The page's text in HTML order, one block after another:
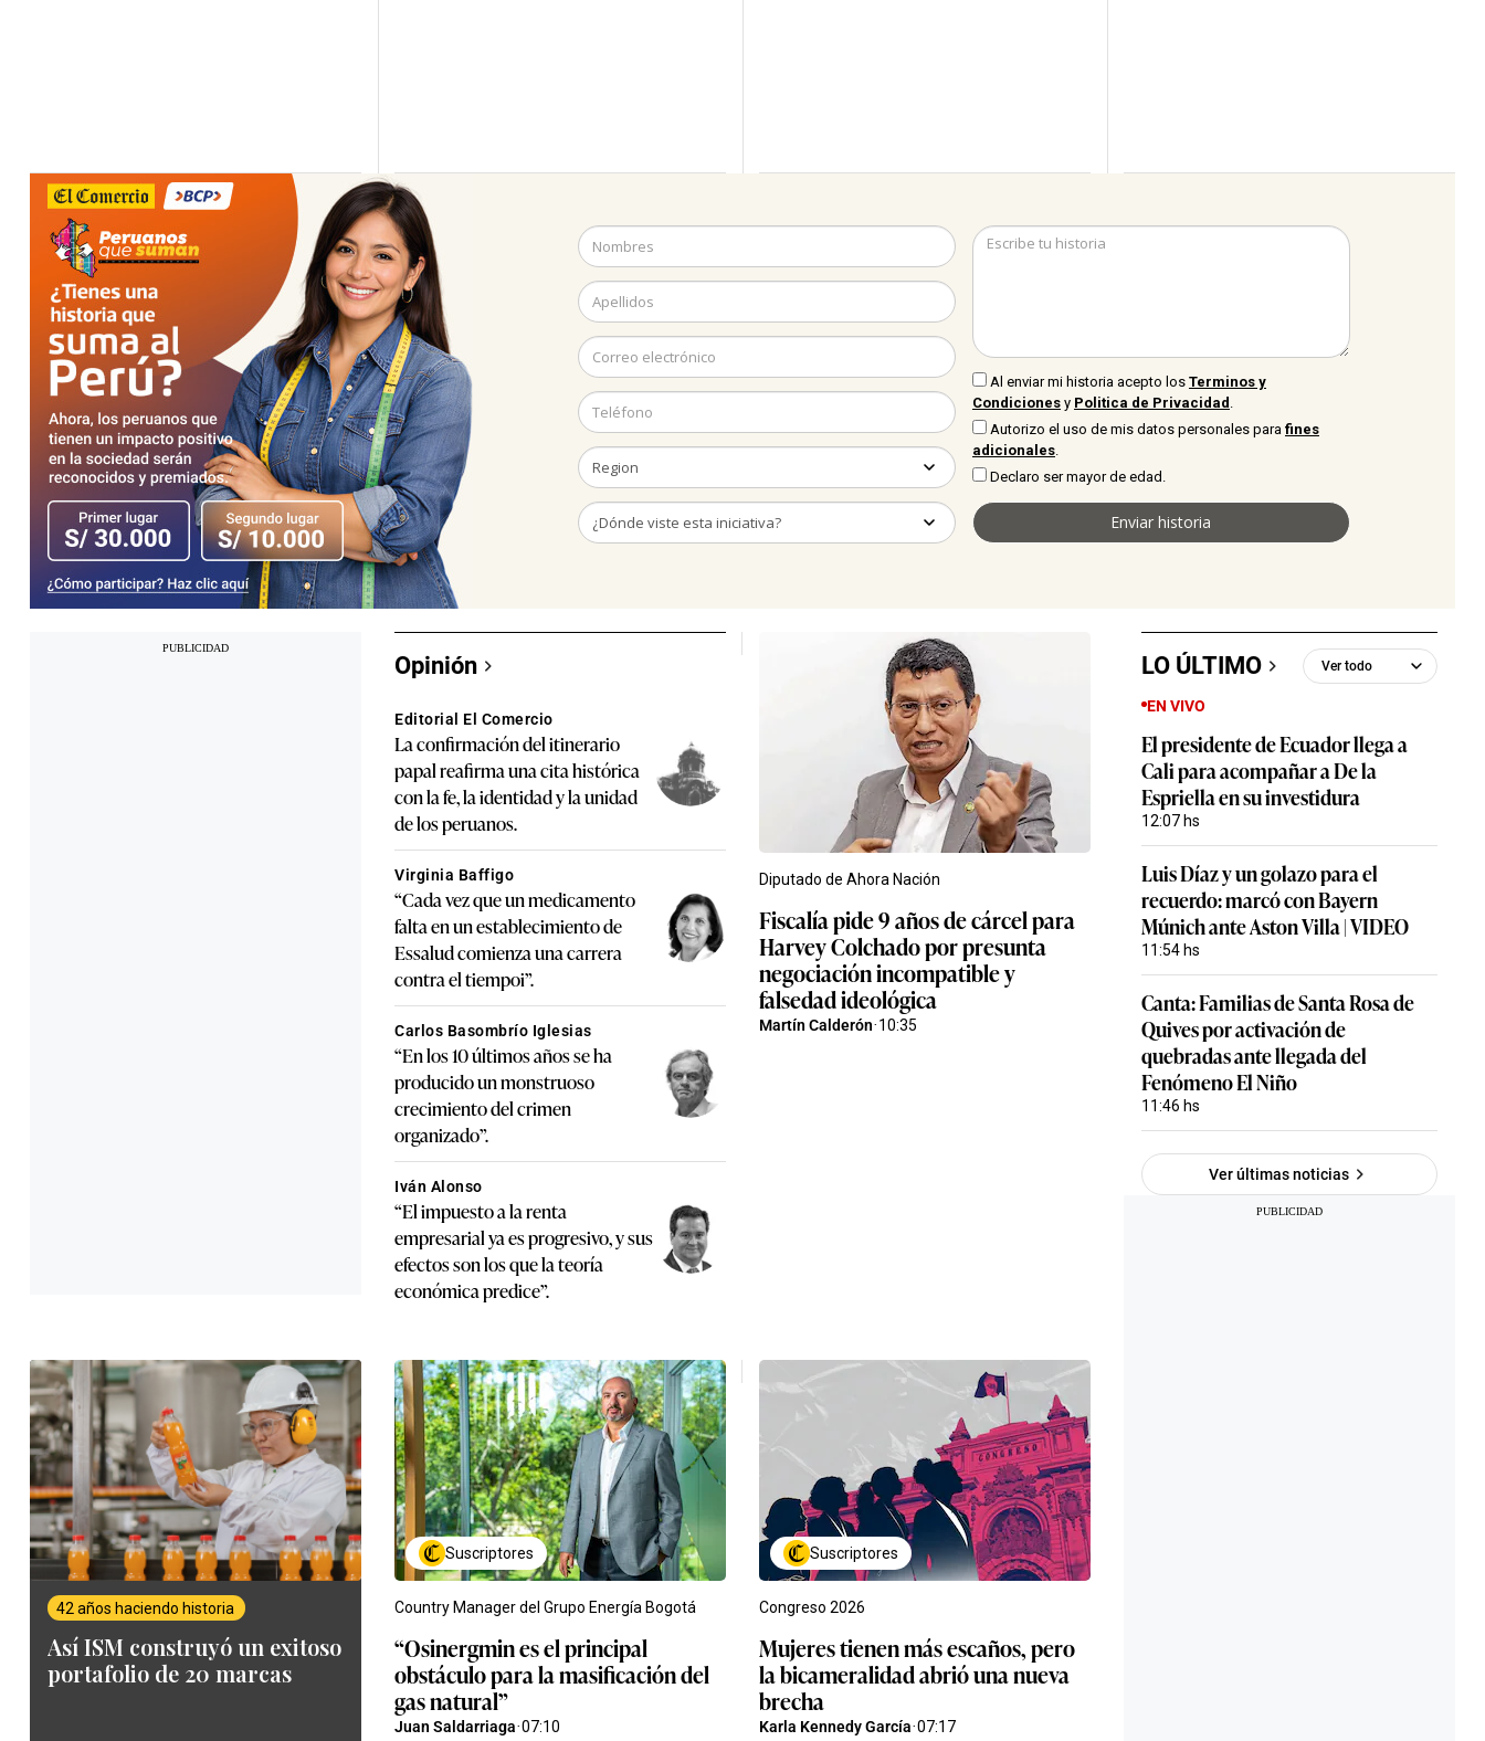
Opinión
Editorial El Comercio
La confirmación del itinerario
papal reafirma una cita histórica
con la fe, la identidad y la unidad
de los peruanos.
Virginia Baffigo
“Cada vez que un medicamento
falta en un establecimiento de
Essalud comienza una carrera
contra el tiempoi”.
Carlos Basombrío Iglesias
“En los 10 últimos años se ha
producido un monstruoso
crecimiento del crimen
organizado”.
Iván Alonso
“El impuesto a la renta
empresarial ya es progresivo, y sus
efectos son los que la teoría
económica predice”.
Diputado de Ahora Nación
Fiscalía pide 9 años de cárcel para
Harvey Colchado por presunta
negociación incompatible y
falsedad ideológica
Martín Calderón· 10:35
LO ÚLTIMO
EN VIVO
12:07 hs
El presidente de Ecuador llega a
Cali para acompañar a De la
Espriella en su investidura
11:54 hs
Luis Díaz y un golazo para el
recuerdo: marcó con Bayern
Múnich ante Aston Villa | VIDEO
11:46 hs
Canta: Familias de Santa Rosa de
Quives por activación de
quebradas ante llegada del
Fenómeno El Niño
Ver últimas noticias
Suscriptores
Country Manager del Grupo Energía Bogotá
“Osinergmin es el principal
obstáculo para la masificación del
gas natural”
Juan Saldarriaga·07:10
Suscriptores
Congreso 2026
Mujeres tienen más escaños, pero
la bicameralidad abrió una nueva
brecha
Karla Kennedy García·07:17